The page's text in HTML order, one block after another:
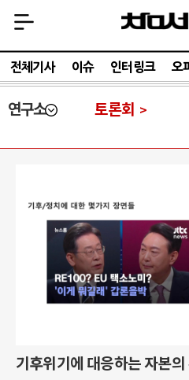
전체기사 이슈 인터링크 오
연구소 토론회
기후위기에 대응하는 자본